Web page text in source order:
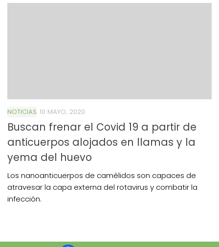
NOTICIAS 10 MAYO, 2020
Buscan frenar el Covid 19 a partir de
anticuerpos alojados en llamas y la
yema del huevo
Los nanoanticuerpos de camélidos son capaces de
atravesar la capa externa del rotavirus y combatir la
infección.